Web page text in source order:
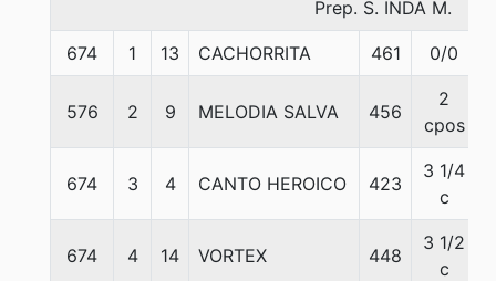
Prep. S. INDA M.
674 1 13 CACHORRITA 461 0/0
576 2 9 MELODIA SALVA 456
2
cpos
674 3 4 CANTO HEROICO 423
3 1/4
c
674 4 14 VORTEX 448
3 1/2
c